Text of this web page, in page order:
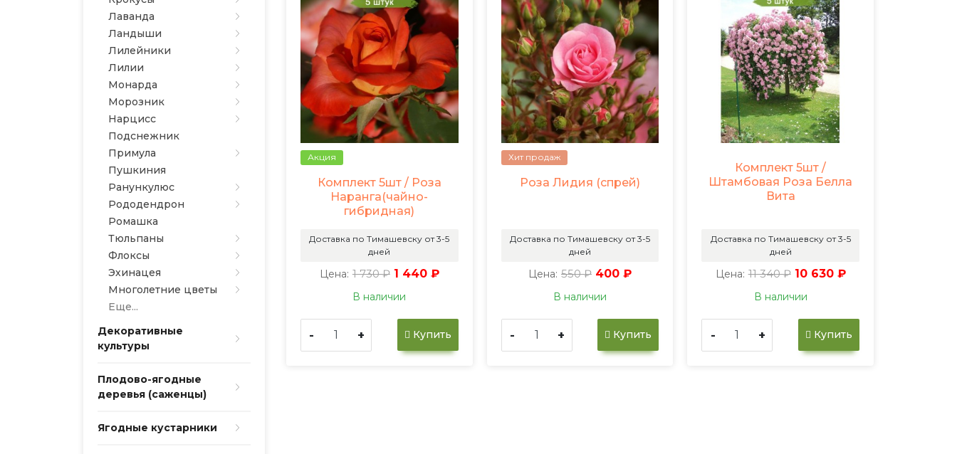
Лаванда
Ландыши
Лилейники
Лилии
Монарда
Морозник
Нарцисс
Подснежник
Примула
Пушкиния
Ранункулюс
Рододендрон
Ромашка
Тюльпаны
Флоксы
Эхинацея
Многолетние цветы
Еще...
Декоративные
культуры
Плодово-ягодные
деревья (саженцы)
Ягодные кустарники
Акция
Комплект 5шт / Роза
Наранга(чайно-
гибридная)
Доставка по Тимашевску от 3-5
дней
Цена: 1 730 ₽ 1 440 ₽
В наличии
- + Купить
Хит продаж
Роза Лидия (спрей)
Доставка по Тимашевску от 3-5
дней
Цена: 550 ₽ 400 ₽
В наличии
- + Купить
Комплект 5шт /
Штамбовая Роза Белла
Вита
Доставка по Тимашевску от 3-5
дней
Цена: 11 340 ₽ 10 630 ₽
В наличии
- + Купить